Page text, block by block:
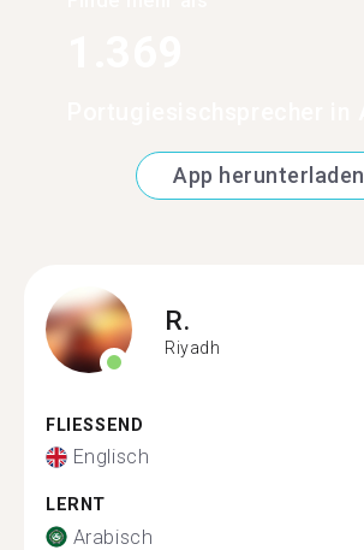
App herunterladen
R.
Riyadh
FLIESSEND
Englisch
LERNT
Arabisch